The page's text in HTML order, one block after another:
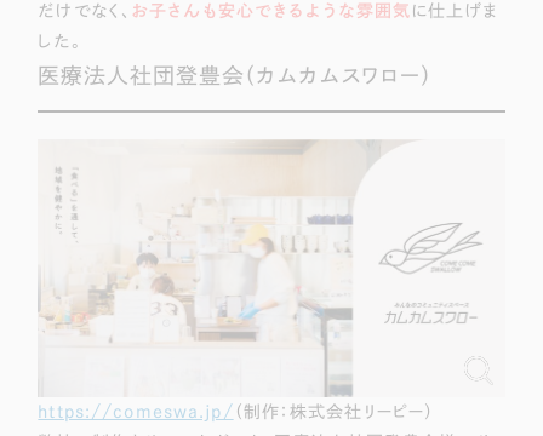
だけでなく、 お子さんも安心できるような雰囲気 に仕上げま
した。
医療法人社団登豊会（カムカムスワロー）
https://comeswa.jp/ （制作：株式会社リーピー）